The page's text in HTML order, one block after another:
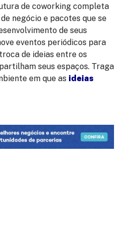
de coworking completa
negócio e pacotes que se
de seus
eventos periódicos para
de ideias entre os
seus espaços. Traga
em que as ideias